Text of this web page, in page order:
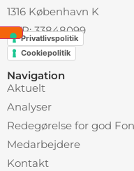
1316 København K
CVR: 33848099
Privatlivspolitik
Cookiepolitik
Navigation
Aktuelt
Analyser
Redegørelse for god
Medarbejdere
Kontakt